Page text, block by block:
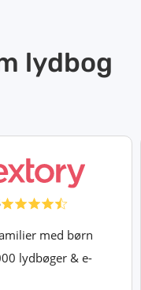
lydbog
med børn
lydbøger & e-